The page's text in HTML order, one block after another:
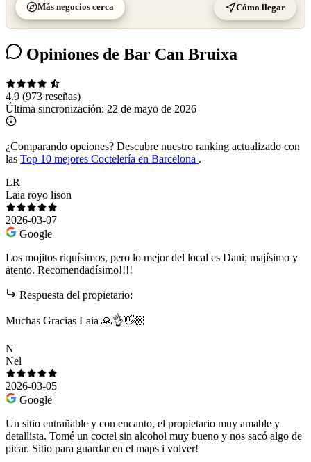
Más negocios cerca Cómo llegar
Opiniones de Bar Can Bruixa
4.9 (973 reseñas)
Última sincronización: 22 de mayo de 2026
¿Comparando opciones? Descubre nuestro ranking actualizado con
las Top 10 mejores Coctelería en Barcelona .
LR
Laia royo lison
2026-03-07
Google
Los mojitos riquísimos, pero lo mejor del local es Dani; majísimo y
atento. Recomendadísimo!!!!
Respuesta del propietario:
Muchas Gracias Laia 🙏👌👋🏼
N
Nel
2026-03-05
Google
Un sitio entrañable y con encanto, el propietario muy amable y
detallista. Tomé un coctel sin alcohol muy bueno y nos sacó algo de
picar. Sitio para guardar en el maps i volver!